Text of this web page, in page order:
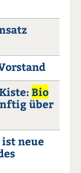
Bio
über
neue